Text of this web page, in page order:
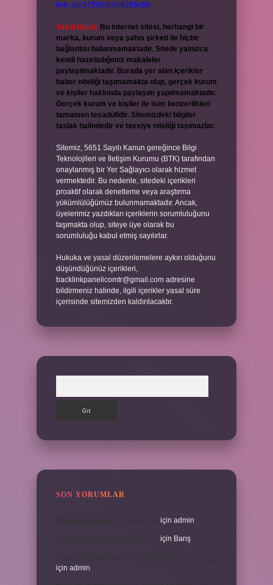
live:.cid.575569c608265c69
Yasal Uyarı: Bu internet sitesi, herhangi bir
marka, kurum veya şahıs şirketi ile hiçbir
bağlantısı bulunmamaktadır. Sitede yalnızca
kendi hazırladığımız makaleler
paylaşılmaktadır. Burada yer alan içerikler
haber niteliği taşımamakta olup, gerçek kurum
ve kişiler hakkında paylaşım yapılmamaktadır.
Gerçek kurum ve kişiler ile isim benzerlikleri
tamamen tesadüfidir. Sitemizdeki bilgiler
taslak halindedir ve tavsiye niteliği taşımazlar.
Sitemiz, 5651 Sayılı Kanun gereğince Bilgi
Teknolojileri ve İletişim Kurumu (BTK) tarafından
onaylanmış bir Yer Sağlayıcı olarak hizmet
vermektedir. Bu nedenle, sitedeki içerikleri
proaktif olarak denetleme veya araştırma
yükümlülüğümüz bulunmamaktadır. Ancak,
üyelerimiz yazdıkları içeriklerin sorumluluğunu
taşımakta olup, siteye üye olarak bu
sorumluluğu kabul etmiş sayılırlar.
Hukuka ve yasal düzenlemelere aykırı olduğunu
düşündüğünüz içerikleri,
backlinkpanelicomtr@gmail.com adresine
bildirmeniz halinde, ilgili içerikler yasal süre
içerisinde sitemizden kaldırılacaktır.
SON YORUMLAR
için admin
için Barış
için admin